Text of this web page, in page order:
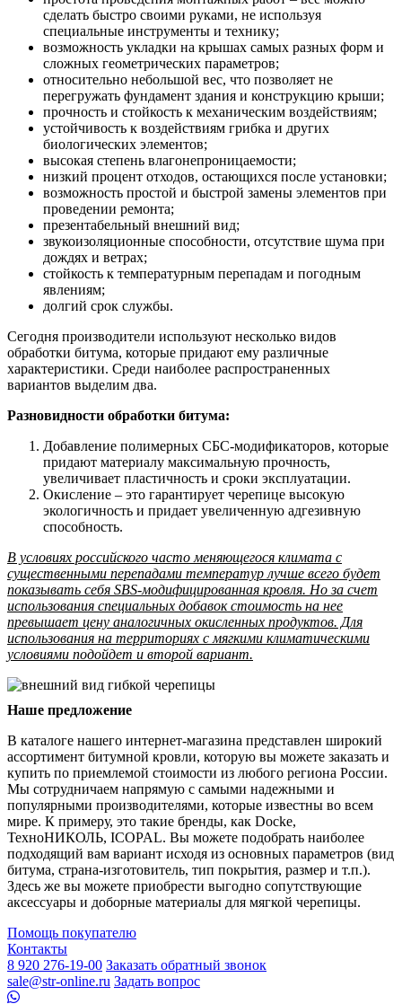
сделать быстро своими руками, не используя
специальные инструменты и технику;
возможность укладки на крышах самых разных форм и
сложных геометрических параметров;
относительно небольшой вес, что позволяет не
перегружать фундамент здания и конструкцию крыши;
прочность и стойкость к механическим воздействиям;
устойчивость к воздействиям грибка и других
биологических элементов;
высокая степень влагонепроницаемости;
низкий процент отходов, остающихся после установки;
возможность простой и быстрой замены элементов при
проведении ремонта;
презентабельный внешний вид;
звукоизоляционные способности, отсутствие шума при
дождях и ветрах;
стойкость к температурным перепадам и погодным
явлениям;
долгий срок службы.
Сегодня производители используют несколько видов
обработки битума, которые придают ему различные
характеристики. Среди наиболее распространенных
вариантов выделим два.
Разновидности обработки битума:
Добавление полимерных СБС-модификаторов, которые
придают материалу максимальную прочность,
увеличивает пластичность и сроки эксплуатации.
Окисление – это гарантирует черепице высокую
экологичность и придает увеличенную адгезивную
способность.
В условиях российского часто меняющегося климата с
существенными перепадами температур лучше всего будет
показывать себя SBS-модифицированная кровля. Но за счет
использования специальных добавок стоимость на нее
превышает цену аналогичных окисленных продуктов. Для
использования на территориях с мягкими климатическими
условиями подойдет и второй вариант.
Наше предложение
В каталоге нашего интернет-магазина представлен широкий
ассортимент битумной кровли, которую вы можете заказать и
купить по приемлемой стоимости из любого региона России.
Мы сотрудничаем напрямую с самыми надежными и
популярными производителями, которые известны во всем
мире. К примеру, это такие бренды, как Docke,
ТехноНИКОЛЬ, ICOPAL. Вы можете подобрать наиболее
подходящий вам вариант исходя из основных параметров (вид
битума, страна-изготовитель, тип покрытия, размер и т.п.).
Здесь же вы можете приобрести выгодно сопутствующие
аксессуары и доборные материалы для мягкой черепицы.
Помощь покупателю
Контакты
8 920 276-19-00 Заказать обратный звонок
sale@str-online.ru Задать вопрос